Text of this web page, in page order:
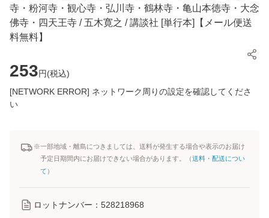
寺・粉河寺・観心寺・弘川寺・鶴林寺・亀山本徳寺・大念
佛寺・四天王寺 / 五木寛之 / 講談社 [単行本]【メール便送
料無料】
253円(税込)
[NETWORK ERROR] ネットワーク周りの設定を確認してくださ
い
※一部地域・離島につきましては、送料が発生する場合や表示のお届け
予定日期間内にお届けできない場合があります。（送料・配送につい
て ）
ロットナンバー： 528218968